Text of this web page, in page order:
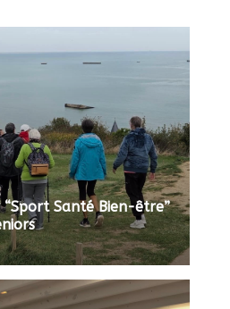
Santé Bien-être”